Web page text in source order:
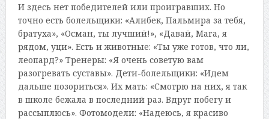
И здесь нет победителей или проигравших. Но
точно есть болельщики: «Алибек, Пальмира за тебя,
братуха», «Осман, ты лучший!», «Давай, Мага, я
рядом, уци». Есть и животные: «Ты уже готов, что ли,
леопард?» Тренеры: «Я очень советую вам
разогревать суставы». Дети-болельщики: «Идем
дальше позориться». Их мать: «Смотрю на них, я так
в школе бежала в последний раз. Вдруг побегу и
рассыплюсь». Фотомодели: «Надеюсь, я красиво